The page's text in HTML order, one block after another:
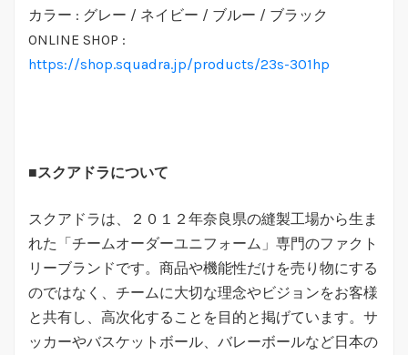
カラー : グレー / ネイビー / ブルー / ブラック
ONLINE SHOP :
https://shop.squadra.jp/products/23s-301hp
■スクアドラについて
スクアドラは、２０１２年奈良県の縫製工場から生ま
れた「チームオーダーユニフォーム」専門のファクト
リーブランドです。商品や機能性だけを売り物にする
のではなく、チームに大切な理念やビジョンをお客様
と共有し、高次化することを目的と掲げています。サ
ッカーやバスケットボール、バレーボールなど日本の